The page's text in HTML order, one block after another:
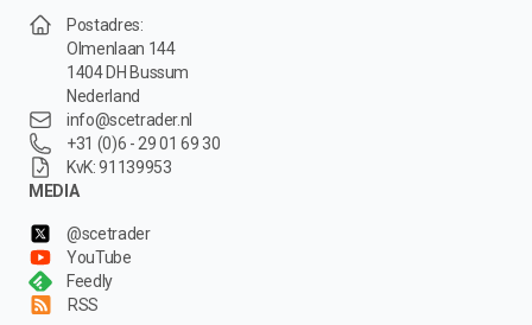
Postadres:
Olmenlaan 144
1404 DH Bussum
Nederland
info@scetrader.nl
+31 (0)6 - 29 01 69 30
KvK: 91139953
MEDIA
@scetrader
YouTube
Feedly
RSS